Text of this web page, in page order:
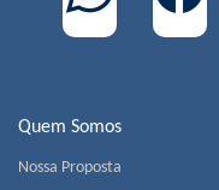
Quem Somos
Nossa Proposta